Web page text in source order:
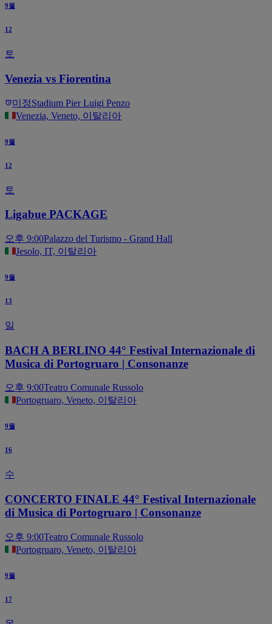
9월
12
토
Venezia vs Fiorentina
미정Stadium Pier Luigi Penzo
Venezia, Veneto, 이탈리아
9월
12
토
Ligabue PACKAGE
오후 9:00Palazzo del Turismo - Grand Hall
Jesolo, IT, 이탈리아
9월
13
일
BACH A BERLINO 44° Festival Internazionale di
Musica di Portogruaro | Consonanze
오후 9:00Teatro Comunale Russolo
Portogruaro, Veneto, 이탈리아
9월
16
수
CONCERTO FINALE 44° Festival Internazionale
di Musica di Portogruaro | Consonanze
오후 9:00Teatro Comunale Russolo
Portogruaro, Veneto, 이탈리아
9월
17